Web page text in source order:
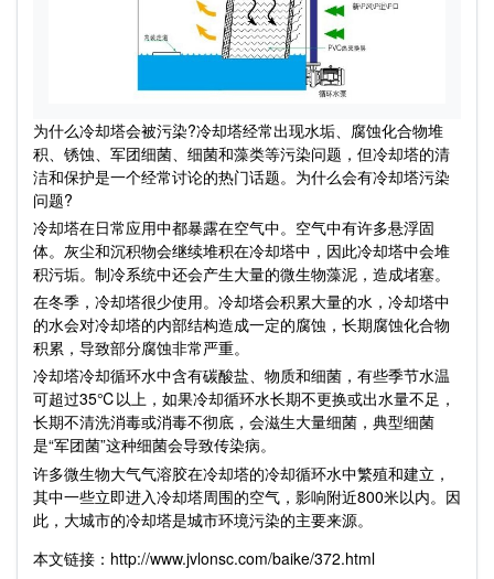
为什么冷却塔会被污染?冷却塔经常出现水垢、腐蚀化合物堆
积、锈蚀、军团细菌、细菌和藻类等污染问题，但冷却塔的清
洁和保护是一个经常讨论的热门话题。为什么会有冷却塔污染
问题?
冷却塔在日常应用中都暴露在空气中。空气中有许多悬浮固
体。灰尘和沉积物会继续堆积在冷却塔中，因此冷却塔中会堆
积污垢。制冷系统中还会产生大量的微生物藻泥，造成堵塞。
在冬季，冷却塔很少使用。冷却塔会积累大量的水，冷却塔中
的水会对冷却塔的内部结构造成一定的腐蚀，长期腐蚀化合物
积累，导致部分腐蚀非常严重。
冷却塔冷却循环水中含有碳酸盐、物质和细菌，有些季节水温
可超过35℃以上，如果冷却循环水长期不更换或出水量不足，
长期不清洗消毒或消毒不彻底，会滋生大量细菌，典型细菌
是“军团菌”这种细菌会导致传染病。
许多微生物大气气溶胶在冷却塔的冷却循环水中繁殖和建立，
其中一些立即进入冷却塔周围的空气，影响附近800米以内。因
此，大城市的冷却塔是城市环境污染的主要来源。
本文链接：http://www.jvlonsc.com/baike/372.html